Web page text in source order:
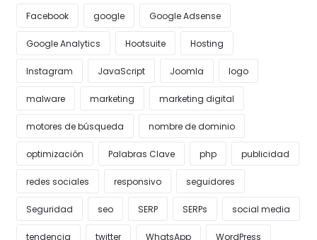
Facebook google Google Adsense
Google Analytics Hootsuite Hosting
Instagram JavaScript Joomla logo
malware marketing marketing digital
motores de búsqueda nombre de dominio
optimización Palabras Clave php publicidad
redes sociales responsivo seguidores
Seguridad seo SERP SERPs social media
tendencia twitter WhatsApp WordPress